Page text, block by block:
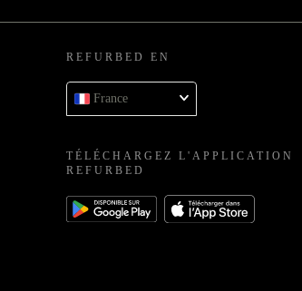
REFURBED EN
France
TÉLÉCHARGEZ L'APPLICATION
REFURBED